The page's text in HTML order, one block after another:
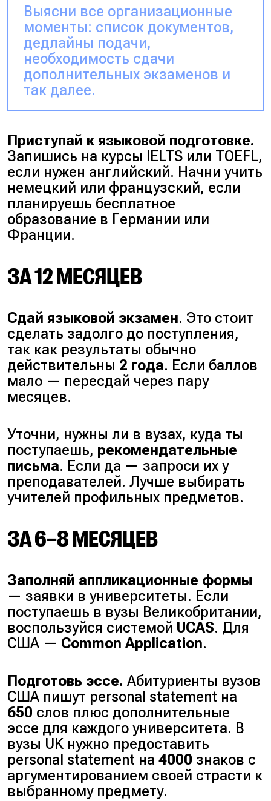
Выясни все организационные
моменты: список документов,
дедлайны подачи,
необходимость сдачи
дополнительных экзаменов и
так далее.
Приступай к языковой подготовке.
Запишись на курсы IELTS или TOEFL,
если нужен английский. Начни учить
немецкий или французский, если
планируешь бесплатное
образование в Германии или
Франции.
ЗА 12 МЕСЯЦЕВ
Сдай языковой экзамен. Это стоит
сделать задолго до поступления,
так как результаты обычно
действительны 2 года. Если баллов
мало — пересдай через пару
месяцев.
Уточни, нужны ли в вузах, куда ты
поступаешь, рекомендательные
письма. Если да — запроси их у
преподавателей. Лучше выбирать
учителей профильных предметов.
ЗА 6–8 МЕСЯЦЕВ
Заполняй аппликационные формы
— заявки в университеты. Если
поступаешь в вузы Великобритании,
воспользуйся системой UCAS. Для
США — Common Application.
Подготовь эссе. Абитуриенты вузов
США пишут personal statement на
650 слов плюс дополнительные
эссе для каждого университета. В
вузы UK нужно предоставить
personal statement на4000 знаков с
аргументированием своей страсти к
выбранному предмету.